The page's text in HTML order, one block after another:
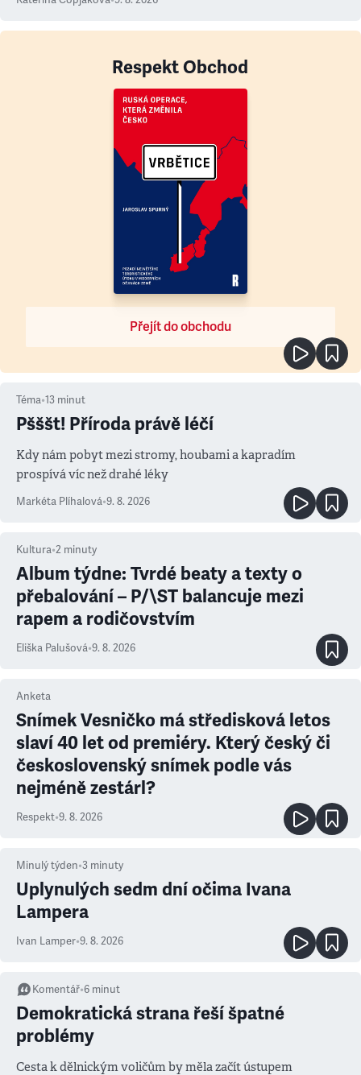
Respekt Obchod
Přejít do obchodu
Téma•13 minut
Pšššt! Příroda právě léčí
Kdy nám pobyt mezi stromy, houbami a kapradím
prospívá víc než drahé léky
Markéta Plíhalová•9. 8. 2026
Kultura•2 minuty
Album týdne: Tvrdé beaty a texty o
přebalování – P/\ST balancuje mezi
rapem a rodičovstvím
Eliška Palušová•9. 8. 2026
Anketa
Snímek Vesničko má středisková letos
slaví 40 let od premiéry. Který český či
československý snímek podle vás
nejméně zestárl?
Respekt•9. 8. 2026
Minulý týden•3 minuty
Uplynulých sedm dní očima Ivana
Lampera
Ivan Lamper•9. 8. 2026
Komentář•6 minut
Demokratická strana řeší špatné
problémy
Cesta k dělnickým voličům by měla začít ústupem